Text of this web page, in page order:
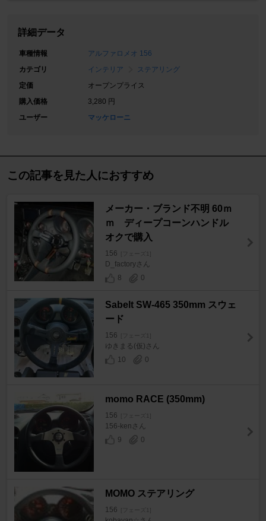
詳細データ
車種情報
アルファロメオ 156
カテゴリ
インテリア
ステアリング
定価
オープンプライス
購入価格
3,280 円
ユーザー
マッケローニ
この記事を見た人におすすめ
メーカー・ブランド不明 60ｍ
ｍ ディープコーンハンドル
オクで購入
156 [フェーズ1]
D_factoryさん
8
0
Sabelt SW-465 350mm スウェ
ード
156 [フェーズ1]
ゆきまる(仮)さん
10
0
momo RACE (350mm)
156 [フェーズ1]
156-kenさん
9
0
MOMO ステアリング
156 [フェーズ1]